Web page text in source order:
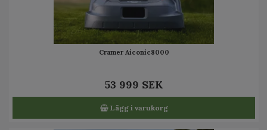
Cramer Aiconic8000
53 999 SEK
Lägg i varukorg